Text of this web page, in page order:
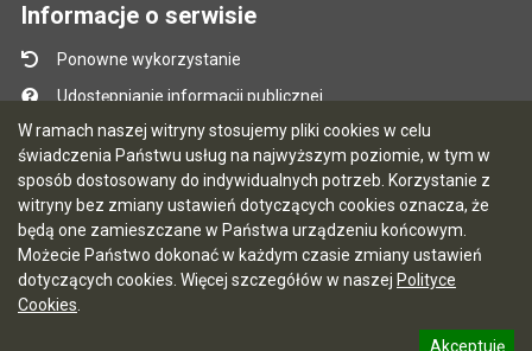
W ramach naszej witryny stosujemy pliki cookies w celu
świadczenia Państwu usług na najwyższym poziomie, w tym w
sposób dostosowany do indywidualnych potrzeb. Korzystanie z
witryny bez zmiany ustawień dotyczących cookies oznacza, że
będą one zamieszczane w Państwa urządzeniu końcowym.
Możecie Państwo dokonać w każdym czasie zmiany ustawień
dotyczących cookies. Więcej szczegółów w naszej Polityce
Cookies
Akceptuję
Informacje o serwisie
Ponowne wykorzystanie
Udostępnianie informacji publicznej
Mapa serwisu
Instrukcja obsługi
Statystyki oglądalności
Ostatnia aktualizacja BIP: 03.08.2026 13:09